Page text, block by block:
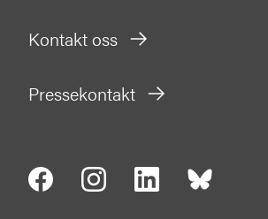
Kontakt oss
Pressekontakt